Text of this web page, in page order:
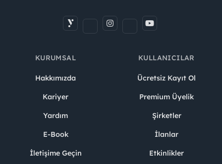
KURUMSAL
Hakkımızda
Kariyer
Yardım
E-Book
İletişime Geçin
KULLANICILAR
Ücretsiz Kayıt Ol
Premium Üyelik
Şirketler
İlanlar
Etkinlikler